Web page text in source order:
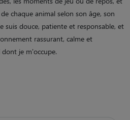
chaque animal selon son âge, son
suis douce, patiente et responsable, et
rassurant, calme et
je m'occupe.